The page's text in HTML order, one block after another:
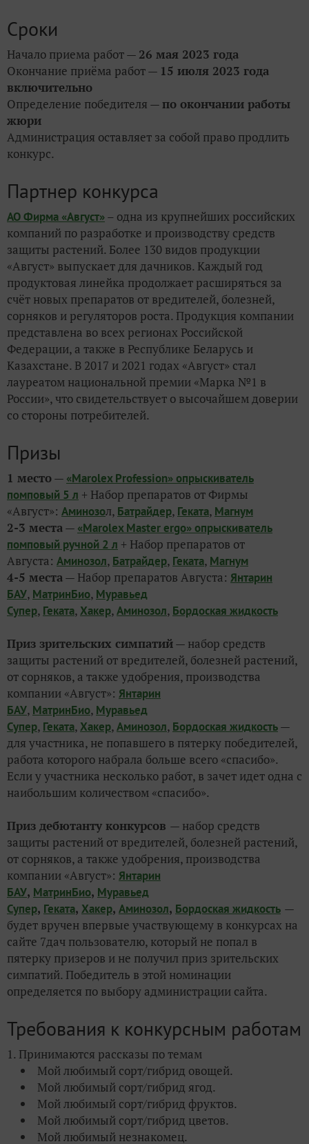
Сроки
Начало приема работ — 26 мая 2023 года
Окончание приёма работ — 15 июля 2023 года
включительно
Определение победителя —по окончании работы
жюри
Администрация оставляет за собой право продлить
конкурс.
Партнер конкурса
АО Фирма «Август»– одна из крупнейших российских
компаний по разработке и производству средств
защиты растений. Более 130 видов продукции
«Август» выпускает для дачников. Каждый год
продуктовая линейка продолжает расширяться за
счёт новых препаратов от вредителей, болезней,
сорняков и регуляторов роста. Продукция компании
представлена во всех регионах Российской
Федерации, а также в Республике Беларусь и
Казахстане. В 2017 и 2021 годах «Август» стал
лауреатом национальной премии «Марка №1 в
России», что свидетельствует о высочайшем доверии
со стороны потребителей.
Призы
1 место— «Marolex Profession» опрыскиватель
помповый 5 л + Набор препаратов от Фирмы
«Август»: Аминозол, Батрайдер, Геката, Магнум
2-3 места — «Marolex Master ergo» опрыскиватель
помповый ручной 2 л + Набор препаратов от
Августа: Аминозол, Батрайдер, Геката, Магнум
4-5 места — Набор препаратов Августа: Янтарин
БАУ, МатринБио, Муравьед
Супер, Геката,Хакер,Аминозол, Бордоская жидкость
Приз зрительских симпатий— набор средств
защиты растений от вредителей, болезней растений,
от сорняков, а также удобрения, производства
компании «Август»: Янтарин
БАУ, МатринБио, Муравьед
Супер, Геката,Хакер,Аминозол, Бордоская жидкость—
для участника, не попавшего в пятерку победителей,
работа которого набрала больше всего «спасибо».
Если у участника несколько работ, в зачет идет одна с
наибольшим количеством «спасибо».
Приз дебютанту конкурсов — набор средств
защиты растений от вредителей, болезней растений,
от сорняков, а также удобрения, производства
компании «Август»: Янтарин
БАУ, МатринБио, Муравьед
Супер, Геката, Хакер, Аминозол, Бордоская жидкость —
будет вручен впервые участвующему в конкурсах на
сайте 7дач пользователю, который не попал в
пятерку призеров и не получил приз зрительских
симпатий. Победитель в этой номинации
определяется по выбору администрации сайта.
Требования к конкурсным работам
1. Принимаются рассказы по темам
Мой любимый сорт/гибрид овощей.
Мой любимый сорт/гибрид ягод.
Мой любимый сорт/гибрид фруктов.
Мой любимый сорт/гибрид цветов.
Мой любимый незнакомец.